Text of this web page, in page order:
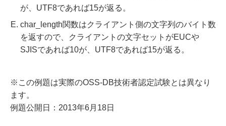
が、UTF8であれば15が返る。
char_length関数はクライアント側の文字列のバイト数
を返すので、クライアントの文字セットがEUCや
SJISであれば10が、UTF8であれば15が返る。
※この例題は実際のOSS-DB技術者認定試験とは異なり
ます。
例題公開日：2013年6月18日